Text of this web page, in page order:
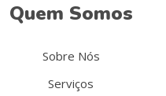
Quem Somos
Sobre Nós
Serviços